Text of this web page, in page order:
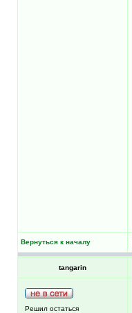
Вернуться к началу
tangarin
Решил остаться